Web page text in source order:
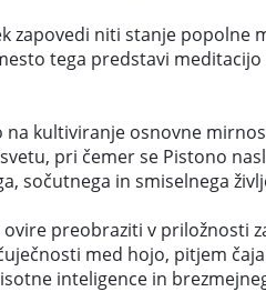
zapovedi niti stanje
tega predstavi
kultiviranje osnovne
pri čemer se Pistono
sočutnega in smiselnega
preobraziti v priložnosti
med hojo, pitjem
inteligence in